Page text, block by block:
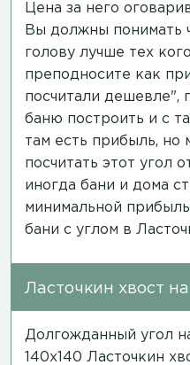
Цена за него
Вы должны понимать
голову лучше тех
преподносите как
посчитали дешевле",
баню построить и с
там есть прибыль, но
посчитать этот угол
иногда бани и дома
минимальной
бани с углом в
Ласточкин хвост на
Долгожданный угол
140х140 Ласточкин